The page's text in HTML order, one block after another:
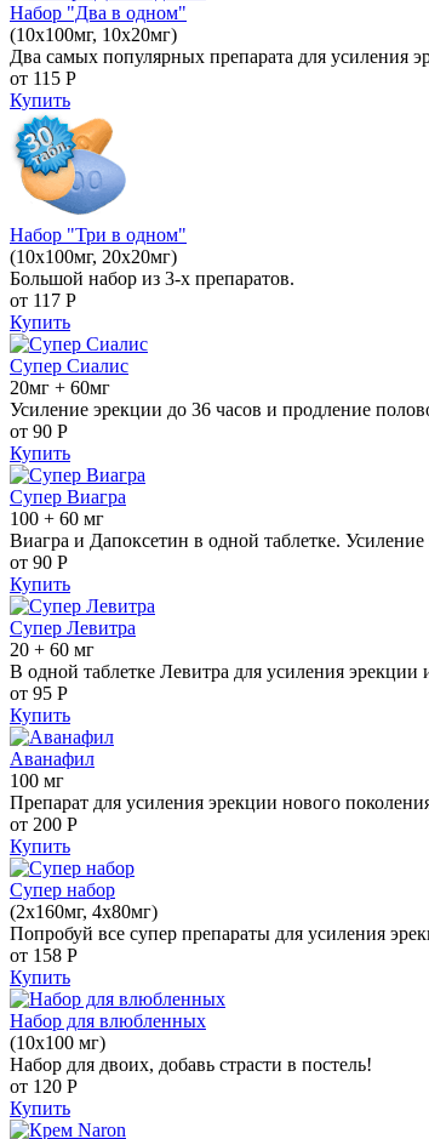
Набор "Два в одном"
(10x100мг, 10x20мг)
Два самых популярных препарата для усиления
от 115 Р
Купить
Набор "Три в одном"
(10x100мг, 20x20мг)
Большой набор из 3-х препаратов.
от 117 Р
Купить
Супер Сиалис
20мг + 60мг
Усиление эрекции до 36 часов и продление
от 90 Р
Купить
Супер Виагра
100 + 60 мг
Виагра и Дапоксетин в одной таблетке.
от 90 Р
Купить
Супер Левитра
20 + 60 мг
В одной таблетке Левитра для усиления
от 95 Р
Купить
Аванафил
100 мг
Препарат для усиления эрекции нового
от 200 Р
Купить
Супер набор
(2х160мг, 4х80мг)
Попробуй все супер препараты для усиления
от 158 Р
Купить
Набор для влюбленных
(10х100 мг)
Набор для двоих, добавь страсти в постель!
от 120 Р
Купить